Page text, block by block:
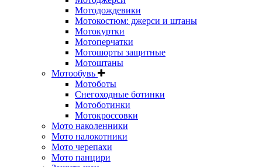
Мотодождевики
Мотокостюм: джерси и штаны
Мотокуртки
Мотоперчатки
Мотошорты защитные
Мотоштаны
Мотообувь
Мотоботы
Снегоходные ботинки
Мотоботинки
Мотокроссовки
Мото наколенники
Мото налокотники
Мото черепахи
Мото панцири